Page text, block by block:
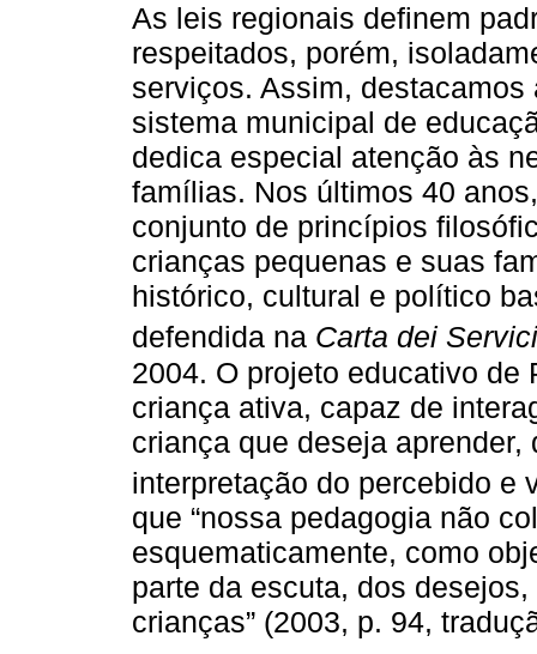
As leis regionais definem
respeitados, porém,
serviços. Assim,
sistema municipal de
dedica especial atenção às
famílias. Nos últimos 40
conjunto de princípios
crianças pequenas e suas
histórico, cultural e político
defendida na Carta dei
2004. O projeto educativo de
criança ativa, capaz de
criança que deseja
interpretação do percebido e
que “nossa pedagogia não
esquematicamente, como
parte da escuta, dos
crianças” (2003, p. 94,